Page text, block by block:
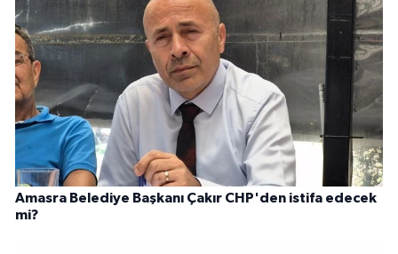
Amasra Belediye Başkanı Çakır CHP'den istifa edecek
mi?